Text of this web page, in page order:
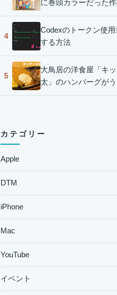
に巻頭カラーだった
4
Codexのトークン使
する方法
5
大鳥居の洋食屋「キ
太」のハンバーグが
カテゴリー
Apple
DTM
iPhone
Mac
YouTube
イベント